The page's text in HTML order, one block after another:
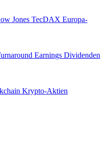
Jones TecDAX Europa-
Earnings Dividenden
Krypto-Aktien